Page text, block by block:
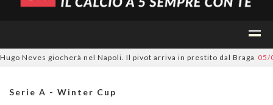
Neves giocherà nel Napoli. Il pivot arriva in prestito dal Braga 05/08/
Serie A - Winter Cup